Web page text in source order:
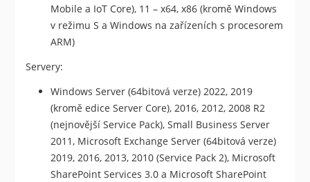
Mobile a IoT Core), 11 – x64, x86 (kromě Windows
v režimu S a Windows na zařízeních s procesorem
ARM)
Servery:
Windows Server (64bitová verze) 2022, 2019
(kromě edice Server Core), 2016, 2012, 2008 R2
(nejnovější Service Pack), Small Business Server
2011, Microsoft Exchange Server (64bitová verze)
2019, 2016, 2013, 2010 (Service Pack 2), Microsoft
SharePoint Services 3.0 a Microsoft SharePoint